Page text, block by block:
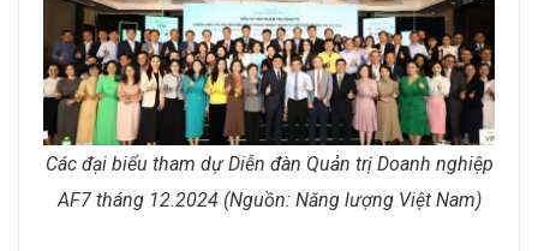
Các đại biểu tham dự Diễn đàn Quản trị Doanh nghiệp
AF7 tháng 12.2024 (Nguồn: Năng lượng Việt Nam)